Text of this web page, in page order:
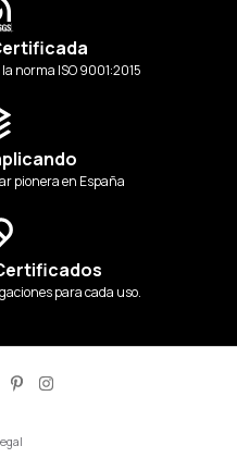
norma ISO 9001:2015
pionera en España
para cada uso.